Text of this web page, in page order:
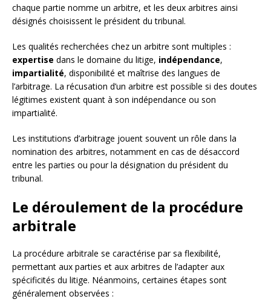
chaque partie nomme un arbitre, et les deux arbitres ainsi
désignés choisissent le président du tribunal.
Les qualités recherchées chez un arbitre sont multiples :
expertise dans le domaine du litige, indépendance,
impartialité, disponibilité et maîtrise des langues de
l’arbitrage. La récusation d’un arbitre est possible si des doutes
légitimes existent quant à son indépendance ou son
impartialité.
Les institutions d’arbitrage jouent souvent un rôle dans la
nomination des arbitres, notamment en cas de désaccord
entre les parties ou pour la désignation du président du
tribunal.
Le déroulement de la procédure
arbitrale
La procédure arbitrale se caractérise par sa flexibilité,
permettant aux parties et aux arbitres de l’adapter aux
spécificités du litige. Néanmoins, certaines étapes sont
généralement observées :